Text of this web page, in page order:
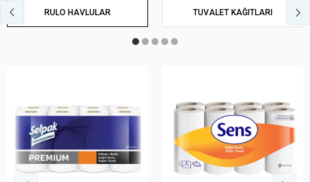
RULO HAVLULAR TUVALET KAĞITLARI